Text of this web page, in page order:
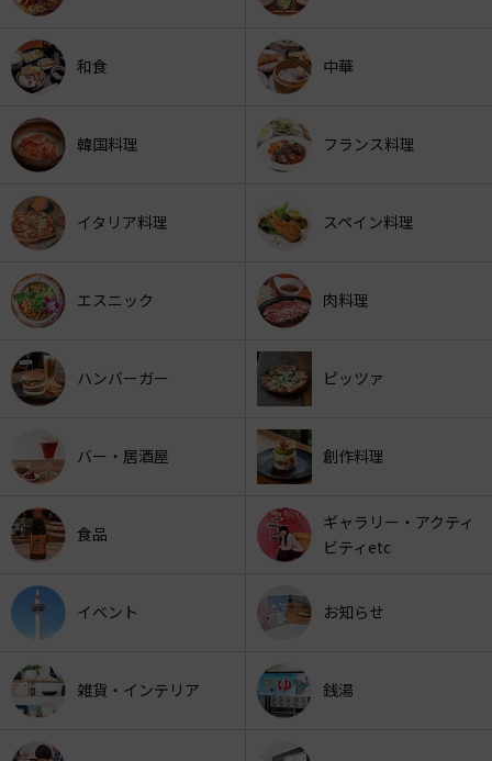
和食 中華
韓国料理 フランス料理
イタリア料理 スペイン料理
エスニック 肉料理
ハンバーガー ピッツァ
バー・居酒屋 創作料理
食品
ギャラリー・アクティ
ビティetc
イベント お知らせ
雑貨・インテリア 銭湯